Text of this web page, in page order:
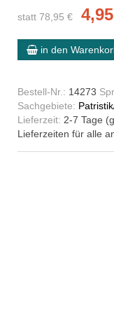
statt 78,95 €
in den
Bestell-Nr.: 14273
Sachgebiete:
Lieferzeit: 2-7 Tage
Lieferzeiten für alle